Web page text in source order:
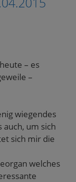
– es
–
wiegendes
auch, um sich
sich mir die
welches